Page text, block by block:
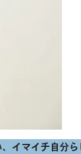
イマイチ自分